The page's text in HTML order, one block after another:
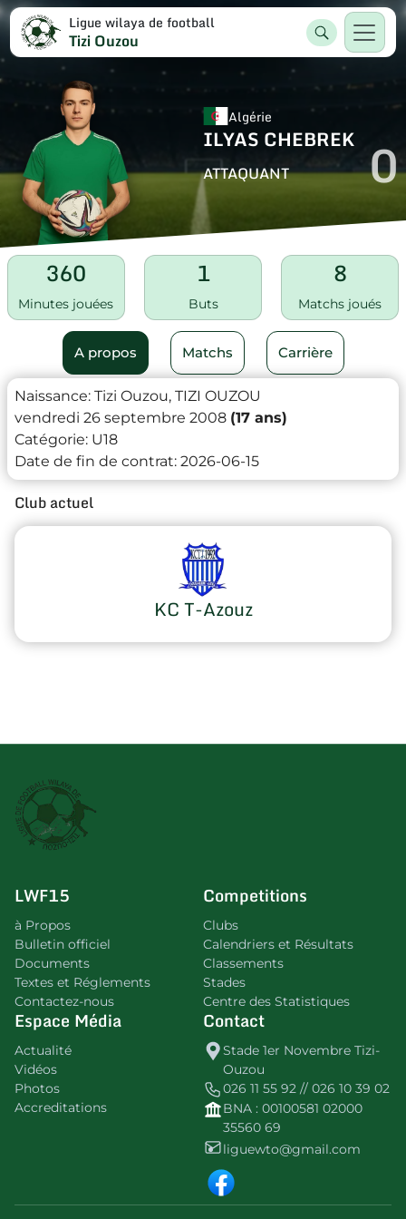
Ligue wilaya de football
Tizi Ouzou
Algérie
ILYAS CHEBREK
ATTAQUANT 0
360
Minutes jouées
1
Buts
8
Matchs joués
A propos Matchs Carrière
Naissance: Tizi Ouzou, TIZI OUZOU
vendredi 26 septembre 2008 (17 ans)
Catégorie: U18
Date de fin de contrat: 2026-06-15
Club actuel
KC T-Azouz
LWF15
à Propos
Bulletin officiel
Documents
Textes et Réglements
Contactez-nous
Competitions
Clubs
Calendriers et Résultats
Classements
Stades
Centre des Statistiques
Espace Média
Actualité
Vidéos
Photos
Accreditations
Contact
Stade 1er Novembre Tizi-
Ouzou
026 11 55 92 // 026 10 39 02
BNA : 00100581 02000
35560 69
liguewto@gmail.com